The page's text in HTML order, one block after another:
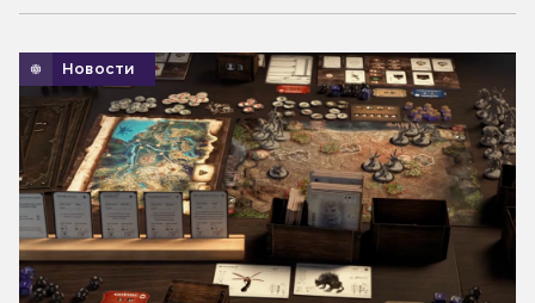
Новости